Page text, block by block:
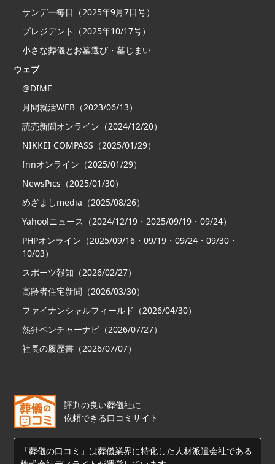
サンデー毎日（2025年9月7日号）
プレジデント（2025年10/17号）
小さな葬儀とお墓選び・墓じまい
ウェブ
@DIME
月間就活WEB（2023/06/13）
読売新聞オンライン（2024/12/20）
NIKKEI COMPASS（2025/01/29）
fnnオンライン（2025/01/29）
NewsPics（2025/01/30）
めざましmedia（2025/08/26）
Yahoo!ニュース（2024/12/19・2025/09/19・09/24）
PHPオンライン（2025/09/16・09/19・09/24・09/30・
10/03）
スポーツ報知（2026/02/27）
高齢者住宅新聞（2026/03/30）
ファイナンシャルフィールド（2026/04/30）
熱狂ベンチャーナビ（2026/07/27）
社長の履歴書（2026/07/07）
評判の良い葬儀社に
依頼できる口コミサイト
「葬儀の口コミ」は葬儀業界に特化した人材派遣会社である